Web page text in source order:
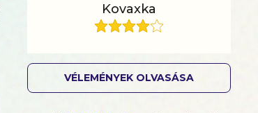
Kovaxka
VÉLEMÉNYEK OLVASÁSA